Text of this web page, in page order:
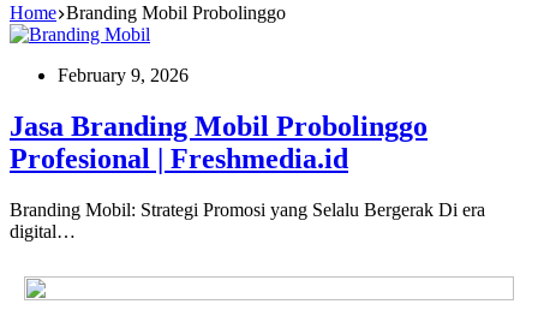
Home Branding Mobil Probolinggo
February 9, 2026
Jasa Branding Mobil Probolinggo
Profesional | Freshmedia.id
Branding Mobil: Strategi Promosi yang Selalu Bergerak Di era
digital…